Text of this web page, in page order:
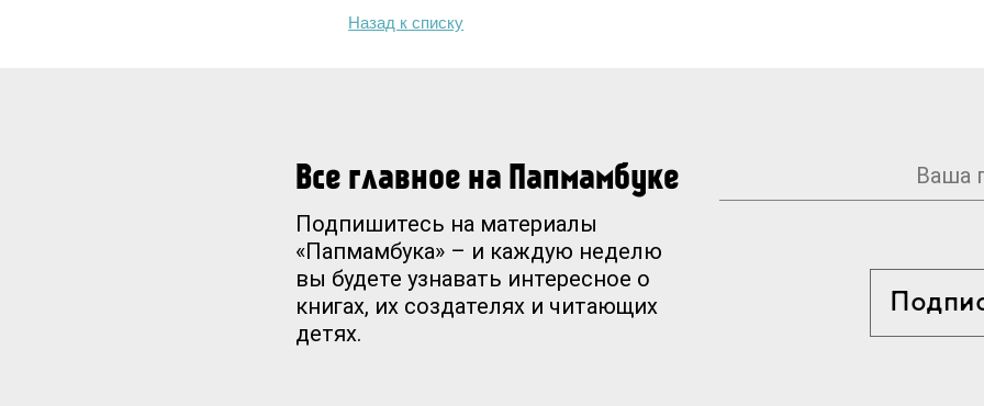
Назад к списку
Все главное на Папмамбуке
Подпишитесь на материалы
«Папмамбука» – и каждую неделю
вы будете узнавать интересное о
книгах, их создателях и читающих
детях.